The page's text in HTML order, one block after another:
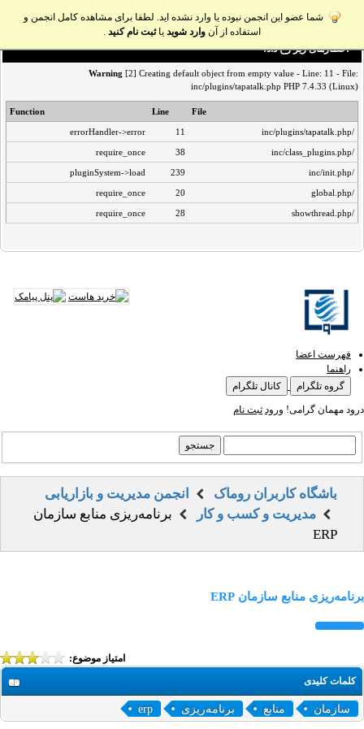
شما عضو این انجمن نبوده یا وارد نشده اید. لطفا برای مشاهده کامل انجمن و
استفاده از آن وارد شوید یاثبت نام کنید .
اخطار‌های زیر رخ داد:
Warning [2] Creating default object from empty value - Line: 11 - File:
inc/plugins/tapatalk.php PHP 7.4.33 (Linux)
File
Line
Function
/inc/plugins/tapatalk.php
11
errorHandler->error
/inc/class_plugins.php
38
require_once
/inc/init.php
239
pluginSystem->load
/global.php
20
require_once
/showthread.php
28
require_once
فهرست اعضا
راهنما
گروه تلگرام
کانال تلگرام
درود مهمان گرامی! ورود ثبت نام
باشگاه کاربران روماک
انجمن مدیریت و بازاریابی
مدیریت و کسب و کار
برنامه‌ریزی منابع سازمان
ERP
برنامه‌ریزی منابع سازمان ERP
امتیاز موضوع:
کلمات کلیدی
سازمان منابع برنامه‌ریزی erp